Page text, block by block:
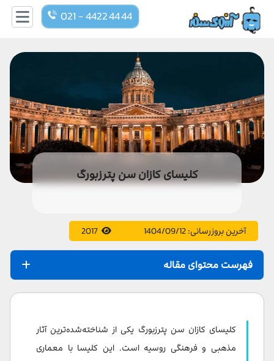
021 - 4422 44 44
کلیسای کازان سن پترزبورگ
آخرین بروزرسانی:1404/09/12
فهرست محتوای مقاله
درباره کلیسای کازان سن پترزبورگ
تاریخچه کلیسای کازان سنت پترزبورگ
کلیسای کازان سن پترزبورگ یکی از شناخته‌شده‌ترین آثار
مذهبی و فرهنگی روسیه است. این کلیسا با معماری